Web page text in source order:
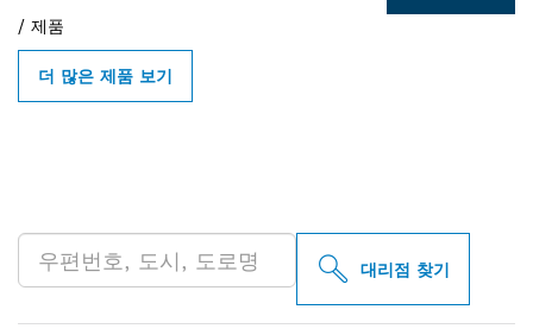
/ 제품
더 많은 제품 보기
대리점 찾기